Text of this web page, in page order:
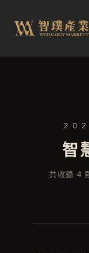
容
市場快訊
智
共收錄 4